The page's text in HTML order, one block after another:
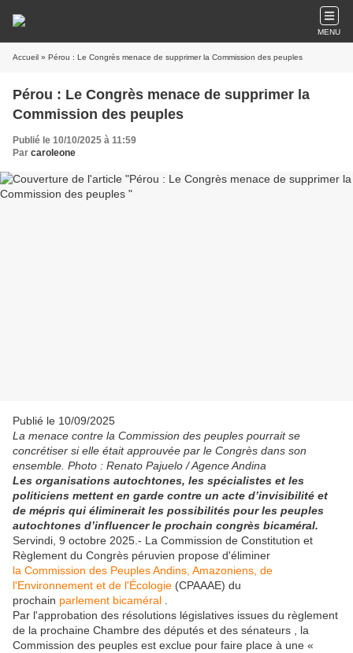
MENU
Accueil » Pérou : Le Congrès menace de supprimer la Commission des peuples
Pérou : Le Congrès menace de supprimer la
Commission des peuples
Publié le 10/10/2025 à 11:59
Par caroleone
Publié le 10/09/2025
La menace contre la Commission des peuples pourrait se
concrétiser si elle était approuvée par le Congrès dans son
ensemble. Photo : Renato Pajuelo / Agence Andina
Les organisations autochtones, les spécialistes et les
politiciens mettent en garde contre un acte d’invisibilité et
de mépris qui éliminerait les possibilités pour les peuples
autochtones d’influencer le prochain congrès bicaméral.
Servindi, 9 octobre 2025.- La Commission de Constitution et
Règlement du Congrès péruvien propose d'éliminer
la Commission des Peuples Andins, Amazoniens, de
l'Environnement et de l'Écologie (CPAAAE) du
prochain parlement bicaméral
Par l'approbation des résolutions législatives issues du règlement
de la prochaine Chambre des députés et des sénateurs , la
Commission des peuples est exclue pour faire place à une «